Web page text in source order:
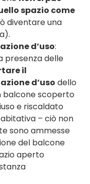
spazio come
diventare una
d’uso:
presenza delle
il
d’uso dello
balcone scoperto
e riscaldato
– ciò non
sono ammesse
del balcone
aperto